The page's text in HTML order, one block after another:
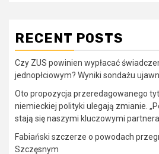
RECENT POSTS
Czy ZUS powinien wypłacać
jednopłciowym? Wyniki sondażu
Oto propozycja przeredagowanego
niemieckiej polityki ulegają zmianie.
stają się naszymi kluczowymi
Fabiański szczerze o powodach
Szczęsnym